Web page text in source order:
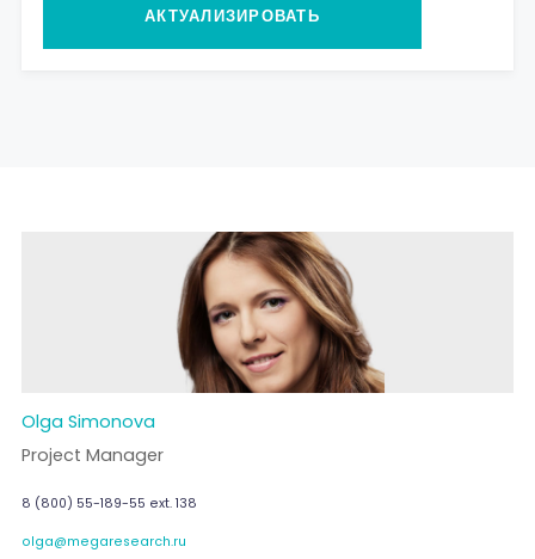
АКТУАЛИЗИРОВАТЬ
Olga Simonova
Project Manager
8 (800) 55-189-55 ext. 138
olga@megaresearch.ru